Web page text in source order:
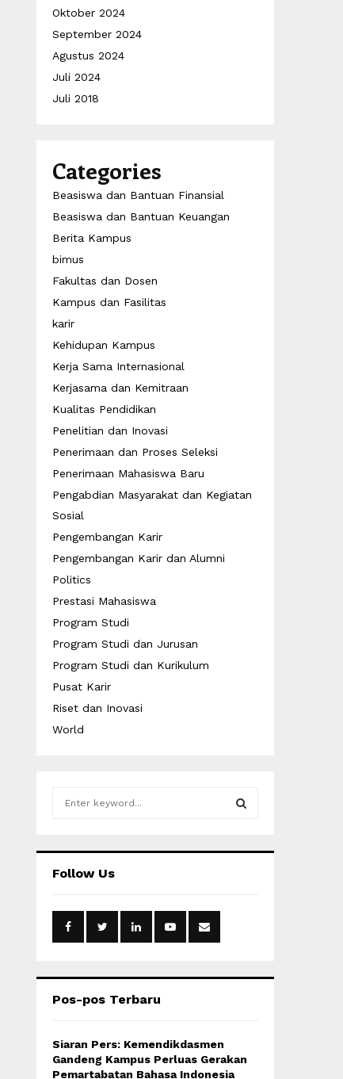
Oktober 2024
September 2024
Agustus 2024
Juli 2024
Juli 2018
Categories
Beasiswa dan Bantuan Finansial
Beasiswa dan Bantuan Keuangan
Berita Kampus
bimus
Fakultas dan Dosen
Kampus dan Fasilitas
karir
Kehidupan Kampus
Kerja Sama Internasional
Kerjasama dan Kemitraan
Kualitas Pendidikan
Penelitian dan Inovasi
Penerimaan dan Proses Seleksi
Penerimaan Mahasiswa Baru
Pengabdian Masyarakat dan Kegiatan
Sosial
Pengembangan Karir
Pengembangan Karir dan Alumni
Politics
Prestasi Mahasiswa
Program Studi
Program Studi dan Jurusan
Program Studi dan Kurikulum
Pusat Karir
Riset dan Inovasi
World
h
o
:
Follow Us
Pos-pos Terbaru
Siaran Pers: Kemendikdasmen
Gandeng Kampus Perluas Gerakan
Pemartabatan Bahasa Indonesia